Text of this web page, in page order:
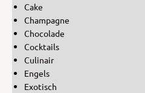
Cake
Champagne
Chocolade
Cocktails
Culinair
Engels
Exotisch